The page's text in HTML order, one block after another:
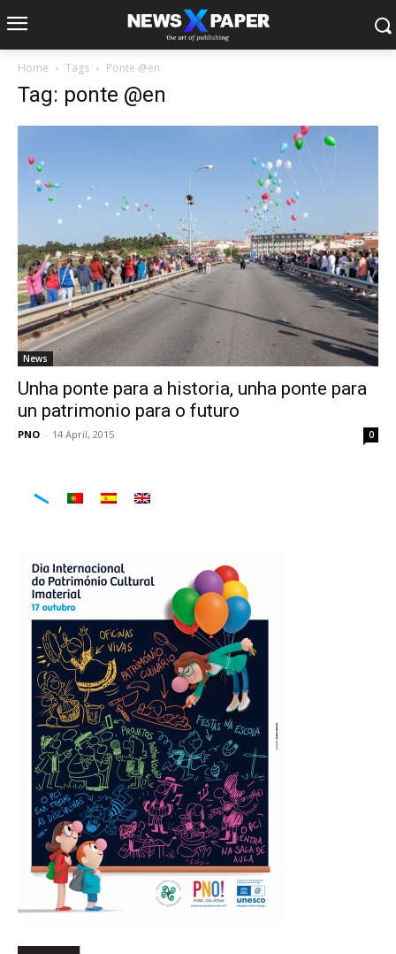
Home Tags Ponte @en
Tag: ponte @en
News
Unha ponte para a historia, unha ponte para
un patrimonio para o futuro
PNO - 14 April, 2015 0